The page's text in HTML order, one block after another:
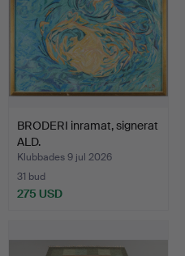
BRODERI inramat, signerat
ALD.
Klubbades 9 jul 2026
31 bud
275 USD